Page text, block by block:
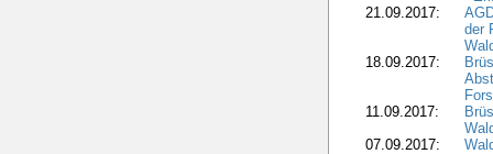
21.09.2017:
der
18.09.2017:
11.09.2017:
07.09.2017: